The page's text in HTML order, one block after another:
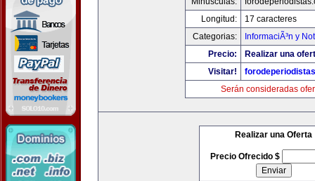
Longitud:
17 caracteres
Categorias:
InformaciÃ³n y
Precio:
Realizar una
Visitar!
Serán consideradas
Realizar una Oferta
Precio Ofrecido $